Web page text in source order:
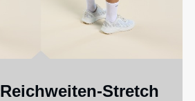
Stretch